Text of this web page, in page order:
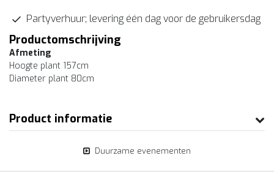
Partyverhuur; levering één dag voor de gebruikersdag
Productomschrijving
Afmeting
Hoogte plant 157cm
Diameter plant 80cm
Product informatie
Duurzame evenementen